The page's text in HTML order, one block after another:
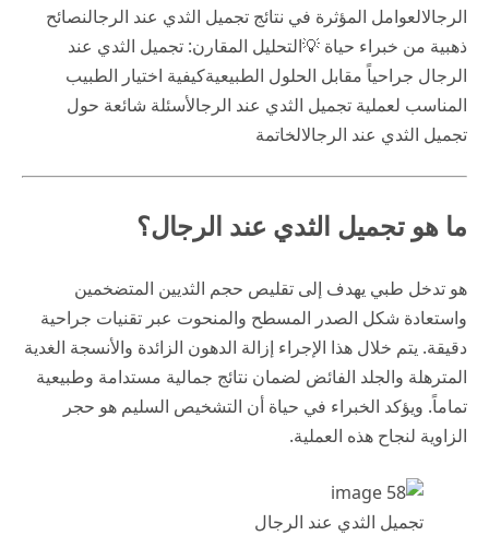
الرجالالعوامل المؤثرة في نتائج تجميل الثدي عند الرجالنصائح
ذهبية من خبراء حياة 💡التحليل المقارن: تجميل الثدي عند
الرجال جراحياً مقابل الحلول الطبيعيةكيفية اختيار الطبيب
المناسب لعملية تجميل الثدي عند الرجالأسئلة شائعة حول
تجميل الثدي عند الرجالالخاتمة
ما هو تجميل الثدي عند الرجال؟
هو تدخل طبي يهدف إلى تقليص حجم الثديين المتضخمين
واستعادة شكل الصدر المسطح والمنحوت عبر تقنيات جراحية
دقيقة. يتم خلال هذا الإجراء إزالة الدهون الزائدة والأنسجة الغدية
المترهلة والجلد الفائض لضمان نتائج جمالية مستدامة وطبيعية
تماماً. ويؤكد الخبراء في حياة أن التشخيص السليم هو حجر
الزاوية لنجاح هذه العملية.
تجميل الثدي عند الرجال